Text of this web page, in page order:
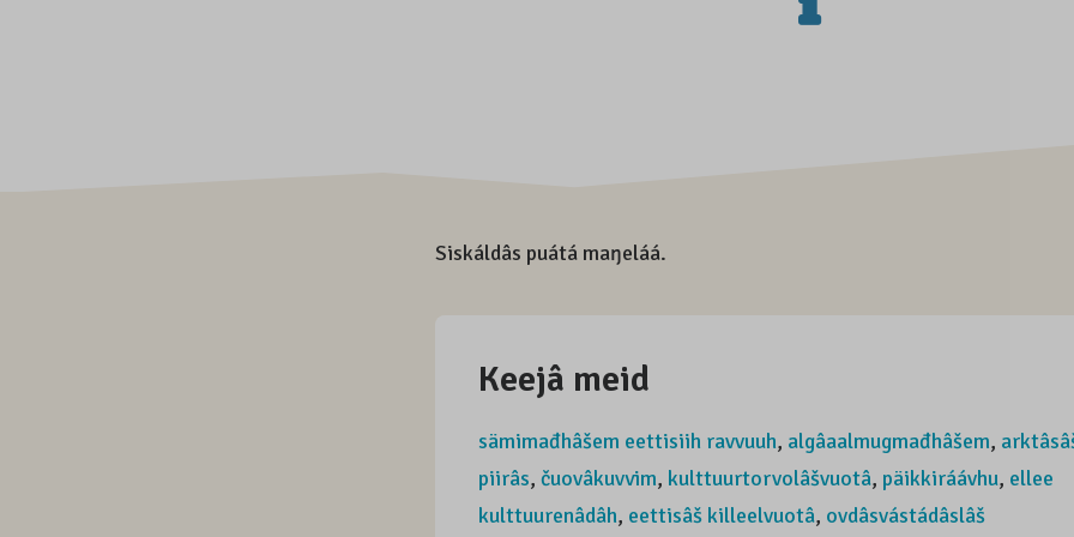
Siskáldâs puátá maŋeláá.
Keejâ meid
sämimađhâšem eettisiih ravvuuh, algâaalmugmađhâšem,
piirâs, čuovâkuvvim, kulttuurtorvolâšvuotâ, päikkiráávhu, ellee
kulttuurenâdâh, eettisâš killeelvuotâ, ovdâsvástádâslâš